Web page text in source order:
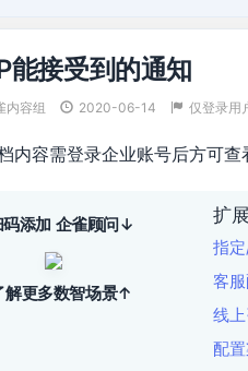
能接受到的通知
内容组 2020-06-14 仅登录用
内容需登录企业账号后方可查
添加 企雀顾问↓
更多数智场景↑
扩
指
客
线
配